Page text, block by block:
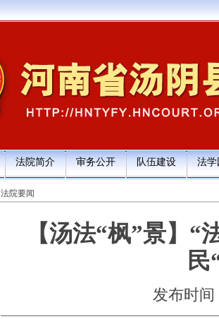
法院简介 审务公开 队伍建设 法学
法院要闻
【汤法“枫”景】“
民
发布时间